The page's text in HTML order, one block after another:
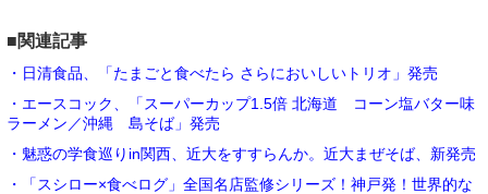
■関連記事
・日清食品、「たまごと食べたら さらにおいしいトリオ」発売
・エースコック、「スーパーカップ1.5倍 北海道 コーン塩バター味
ラーメン／沖縄 島そば」発売
・魅惑の学食巡りin関西、近大をすすらんか。近大まぜそば、新発売
・「スシロー×食べログ」全国名店監修シリーズ！神戸発！世界的な